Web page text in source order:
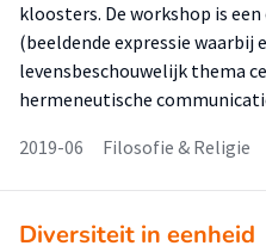
kloosters. De workshop is
(beeldende expressie waarbij
levensbeschouwelijk thema
hermeneutische
2019-06
Filosofie & Religie
Diversiteit in eenheid